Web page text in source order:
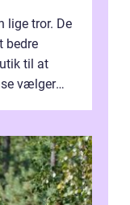
lige tror. De
bedre
til at
vælger